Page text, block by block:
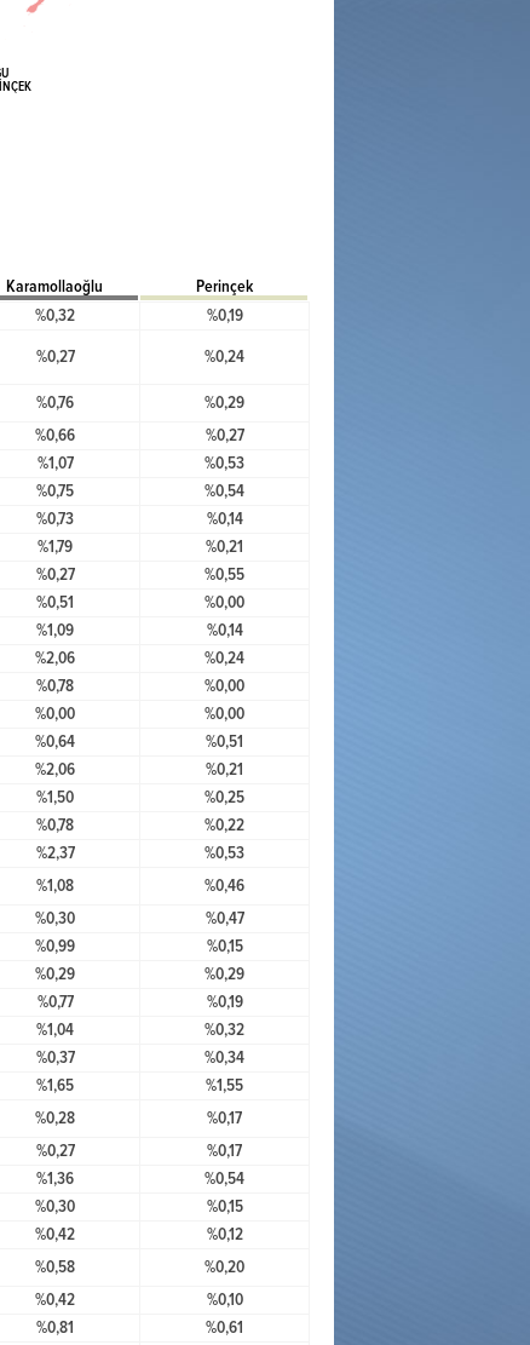
Karamollaoğlu
Perinçek
%0,32
%0,19
%0,27 %0,24
%0,76
%0,29
%0,66
%0,27
%1,07
%0,53
%0,75
%0,54
%0,73
%0,14
%1,79
%0,21
%0,27
%0,55
%0,51
%0,00
%1,09
%0,14
%2,06
%0,24
%0,78
%0,00
%0,00
%0,00
%0,64
%0,51
%2,06
%0,21
%1,50
%0,25
%0,78
%0,22
%2,37
%0,53
%1,08
%0,46
%0,30
%0,47
%0,99
%0,15
%0,29
%0,29
%0,77
%0,19
%1,04
%0,32
%0,37
%0,34
%1,65
%1,55
%0,28
%0,17
%0,27
%0,17
%1,36
%0,54
%0,30
%0,15
%0,42
%0,12
%0,58
%0,20
%0,42
%0,10
%0,81
%0,61